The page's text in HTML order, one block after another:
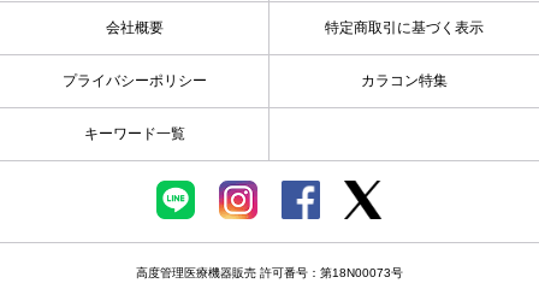
会社概要 特定商取引に基づく表示
プライバシーポリシー カラコン特集
キーワード一覧
高度管理医療機器販売 許可番号：第18N00073号